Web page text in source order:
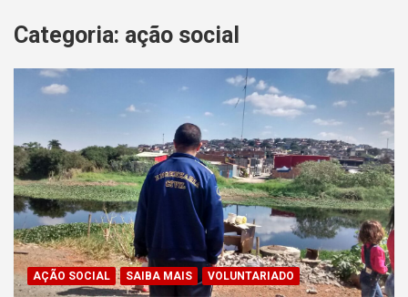
Categoria: ação social
AÇÃO SOCIAL SAIBA MAIS VOLUNTARIADO